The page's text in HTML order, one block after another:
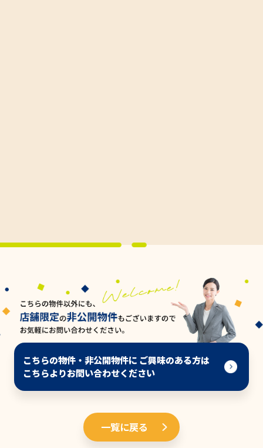
こちらの物件・非公開物件に ご興味のある方は
こちらよりお問い合わせください
一覧に戻る